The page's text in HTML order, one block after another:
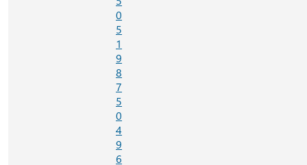
0
5
1
9
8
7
5
0
4
9
6